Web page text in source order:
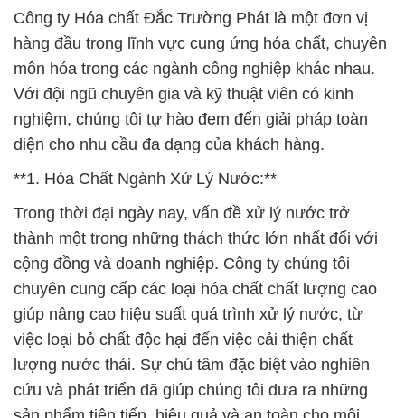
Công ty Hóa chất Đắc Trường Phát là một đơn vị
hàng đầu trong lĩnh vực cung ứng hóa chất, chuyên
môn hóa trong các ngành công nghiệp khác nhau.
Với đội ngũ chuyên gia và kỹ thuật viên có kinh
nghiệm, chúng tôi tự hào đem đến giải pháp toàn
diện cho nhu cầu đa dạng của khách hàng.
**1. Hóa Chất Ngành Xử Lý Nước:**
Trong thời đại ngày nay, vấn đề xử lý nước trở
thành một trong những thách thức lớn nhất đối với
cộng đồng và doanh nghiệp. Công ty chúng tôi
chuyên cung cấp các loại hóa chất chất lượng cao
giúp nâng cao hiệu suất quá trình xử lý nước, từ
việc loại bỏ chất độc hại đến việc cải thiện chất
lượng nước thải. Sự chú tâm đặc biệt vào nghiên
cứu và phát triển đã giúp chúng tôi đưa ra những